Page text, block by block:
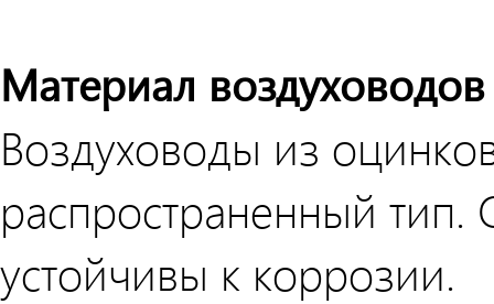
Материал воздуховодов
Воздуховоды из
распространенный
устойчивы к коррозии.